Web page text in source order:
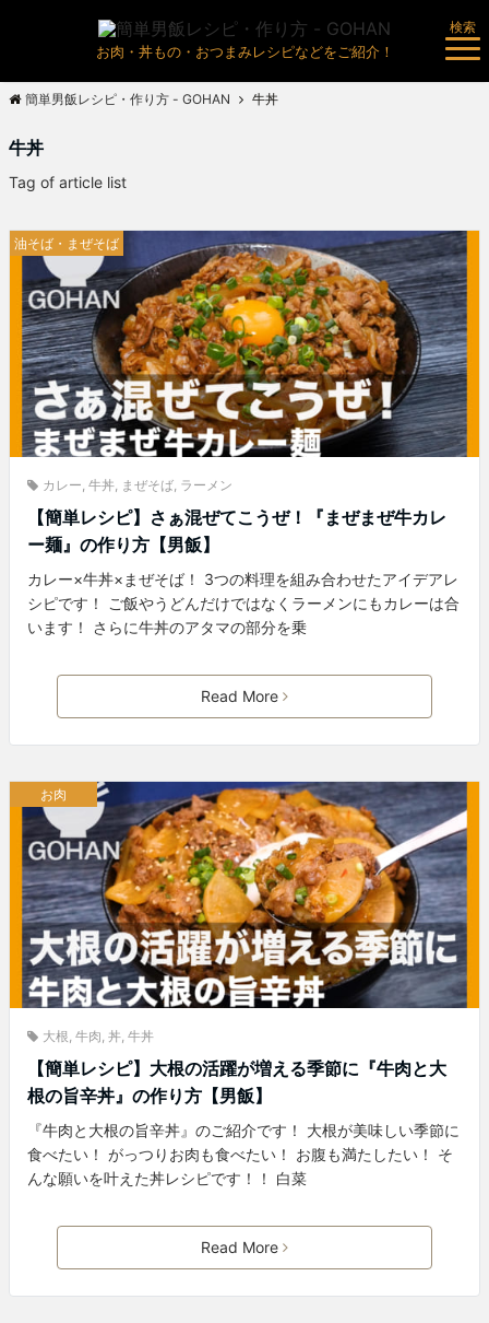
お肉・丼もの・おつまみレシピなどをご紹介！
検索
簡単男飯レシピ・作り方 - GOHAN 牛丼
牛丼
Tag of article list
油そば・まぜそば
カレー, 牛丼, まぜそば, ラーメン
【簡単レシピ】さぁ混ぜてこうぜ！『まぜまぜ牛カレ
ー麺』の作り方【男飯】
カレー×牛丼×まぜそば！ 3つの料理を組み合わせたアイデアレ
シピです！ ご飯やうどんだけではなくラーメンにもカレーは合
います！ さらに牛丼のアタマの部分を乗
Read More
お肉
大根, 牛肉, 丼, 牛丼
【簡単レシピ】大根の活躍が増える季節に『牛肉と大
根の旨辛丼』の作り方【男飯】
『牛肉と大根の旨辛丼』のご紹介です！ 大根が美味しい季節に
食べたい！ がっつりお肉も食べたい！ お腹も満たしたい！ そ
んな願いを叶えた丼レシピです！！ 白菜
Read More